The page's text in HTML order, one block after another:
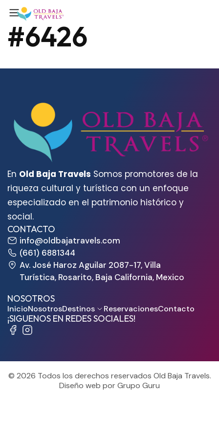
#6426
En Old Baja Travels Somos promotores de la
riqueza cultural y turística con un enfoque
especializado en el patrimonio histórico y
social.
CONTACTO
info@oldbajatravels.com
(661) 6881344
Av. José Haroz Aguilar 2087-17, Villa
Turística, Rosarito, Baja California, Mexico
NOSOTROS
InicioNosotrosDestinos ReservacionesContacto
¡SIGUENOS EN REDES SOCIALES!
© 2026 Todos los derechos reservados Old Baja Travels.
Diseño web por Grupo Guru